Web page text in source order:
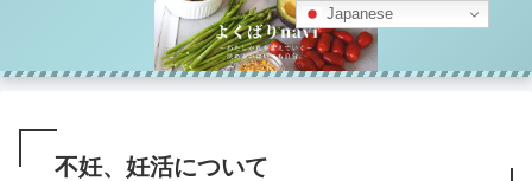
不妊、妊活について
Japanese